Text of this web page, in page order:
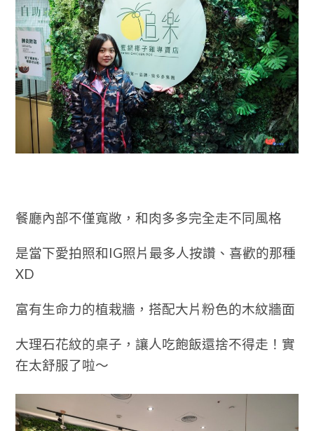
餐廳內部不僅寬敞，和肉多多完全走不同風格
是當下愛拍照和IG照片最多人按讚、喜歡的那種
XD
富有生命力的植栽牆，搭配大片粉色的木紋牆面
大理石花紋的桌子，讓人吃飽飯還捨不得走！實
在太舒服了啦～